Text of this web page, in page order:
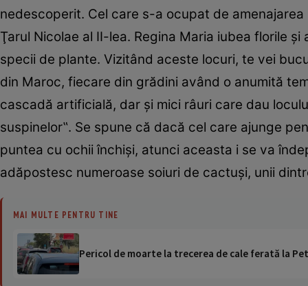
nedescoperit. Cel care s-a ocupat de
Ţarul Nicolae al II-lea. Regina Maria iubea florile
specii de plante. Vizitând aceste locuri, te vei
din Maroc, fiecare din grădini având o anumită
cascadă artificială, dar şi mici râuri care dau
suspinelor‟. Se spune că dacă cel care ajunge
puntea cu ochii închişi, atunci aceasta i se va
adăpostesc numeroase soiuri de cactuşi, unii
MAI MULTE PENTRU TINE
Pericol de moarte la trecerea de cale ferată la